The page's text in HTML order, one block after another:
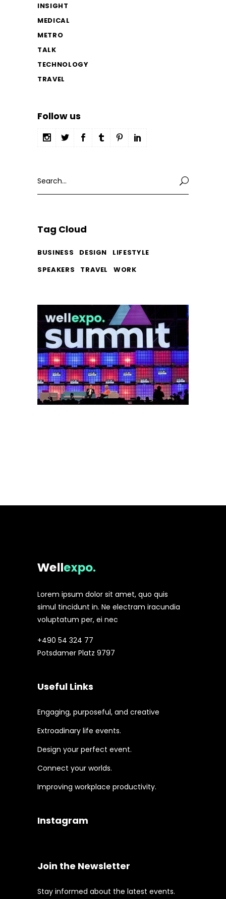
INSIGHT
MEDICAL
METRO
TALK
TECHNOLOGY
TRAVEL
Follow us
for:
Tag Cloud
BUSINESS DESIGN
LIFESTYLE
SPEAKERS
TRAVEL WORK
Lorem ipsum dolor sit amet, quo quis
simul tincidunt in. Ne electram iracundia
voluptatum per, ei nec
+490 54 324 77
Potsdamer Platz 9797
Useful Links
Engaging, purposeful, and creative
Extroadinary life events.
Design your perfect event.
Connect your worlds.
Improving workplace productivity.
Instagram
Join the Newsletter
Stay informed about the latest events.